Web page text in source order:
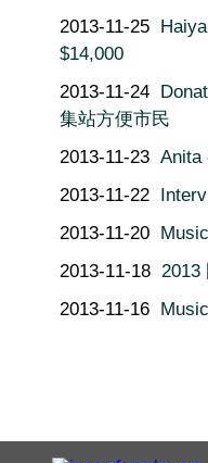
2013-11-25
$14,000
2013-11-24
集站方便市民
2013-11-23 Anita
2013-11-22
2013-11-20
2013-11-18 2013
2013-11-16